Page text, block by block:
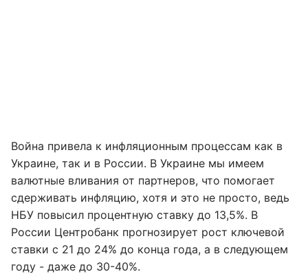
Война привела к инфляционным процессам как в
Украине, так и в России. В Украине мы имеем
валютные вливания от партнеров, что помогает
сдерживать инфляцию, хотя и это не просто, ведь
НБУ повысил процентную ставку до 13,5%. В
России Центробанк прогнозирует рост ключевой
ставки с 21 до 24% до конца года, а в следующем
году - даже до 30-40%.